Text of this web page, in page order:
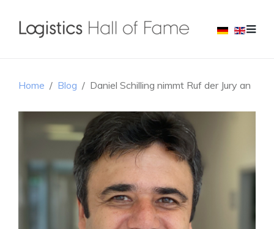
Home Blog Daniel Schilling nimmt Ruf der Jury an